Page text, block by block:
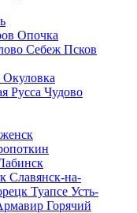
Опочка
Себеж Псков
Окуловка
Русса Чудово
Славянск-на-
Туапсе Усть-
Горячий